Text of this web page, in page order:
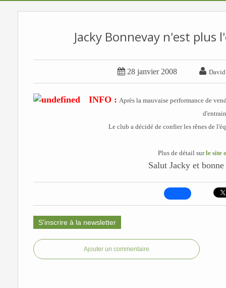
Jacky Bonnevay n'est
 28 janvier 2008  David
INFO : Après la mauvaise performance de
Le club a décidé de confier les rênes de
Plus de détail surle site
Salut Jacky et
S'inscrire à la newsletter
Ajouter un commentaire